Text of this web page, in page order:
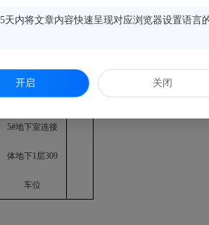
186号丹宁顿小
镇B区1#-3#、
5#地下室连接
体地下1层309
车位
天内将文章内容快速呈现对应浏览器设置语言
开启 关闭